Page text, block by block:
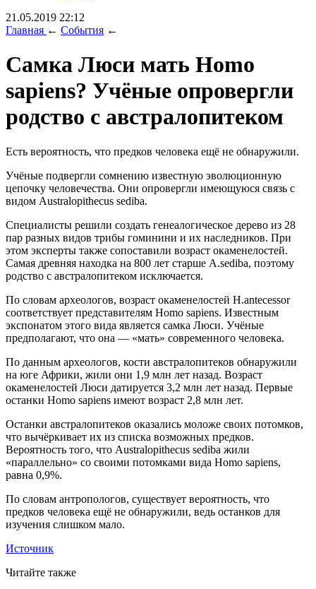
21.05.2019 22:12
Главная ← События ←
Самка Люси мать Homo
sapiens? Учёные опровергли
родство с австралопитеком
Есть вероятность, что предков человека ещё не обнаружили.
Учёные подвергли сомнению известную эволюционную
цепочку человечества. Они опровергли имеющуюся связь с
видом Australopithecus sediba.
Специалисты решили создать генеалогическое дерево из 28
пар разных видов трибы гоминини и их наследников. При
этом эксперты также сопоставили возраст окаменелостей.
Самая древняя находка на 800 лет старше A.sediba, поэтому
родство с австралопитеком исключается.
По словам археологов, возраст окаменелостей H.antecessor
соответствует представителям Homo sapiens. Известным
экспонатом этого вида является самка Люси. Учёные
предполагают, что она — «мать» современного человека.
По данным археологов, кости австралопитеков обнаружили
на юге Африки, жили они 1,9 млн лет назад. Возраст
окаменелостей Люси датируется 3,2 млн лет назад. Первые
останки Homo sapiens имеют возраст 2,8 млн лет.
Останки австралопитеков оказались моложе своих потомков,
что вычёркивает их из списка возможных предков.
Вероятность того, что Australopithecus sediba жили
«параллельно» со своими потомками вида Homo sapiens,
равна 0,9%.
По словам антропологов, существует вероятность, что
предков человека ещё не обнаружили, ведь останков для
изучения слишком мало.
Источник
Читайте также